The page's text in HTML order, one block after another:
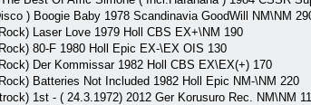
) Boogie Baby 1978 Scandinavia GoodWill NM\NM
Laser Love 1979 Holl CBS EX+\NM 190
80-F 1980 Holl Epic EX-\EX OIS 130
Der Kommissar 1982 Holl CBS EX\EX(+) 170
Batteries Not Included 1982 Holl Epic NM-\NM 220
1st - ( 24.3.1972) 2012 Ger Korusuro Rec. NM\NM